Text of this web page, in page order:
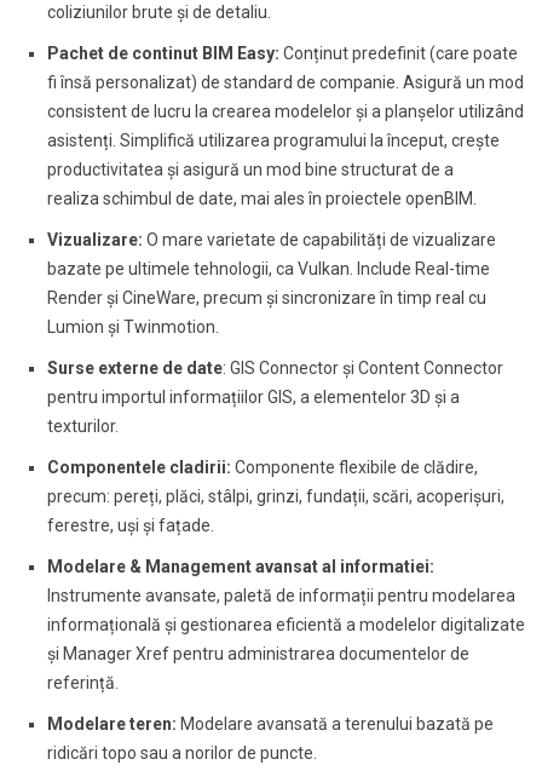
coliziunilor brute și de detaliu.
Pachet de continut BIM Easy: Conținut predefinit (care poate
fi însă personalizat) de standard de companie. Asigură un mod
consistent de lucru la crearea modelelor și a planșelor utilizând
asistenți. Simplifică utilizarea programului la început, crește
productivitatea și asigură un mod bine structurat de a
realiza schimbul de date, mai ales în proiectele openBIM.
Vizualizare: O mare varietate de capabilități de vizualizare
bazate pe ultimele tehnologii, ca Vulkan. Include Real-time
Render și CineWare, precum și sincronizare în timp real cu
Lumion și Twinmotion.
Surse externe de date: GIS Connector și Content Connector
pentru importul informațiilor GIS, a elementelor 3D și a
texturilor.
Componentele cladirii: Componente flexibile de clădire,
precum: pereți, plăci, stâlpi, grinzi, fundații, scări, acoperișuri,
ferestre, uși și fațade.
Modelare & Management avansat al informatiei:
Instrumente avansate, paletă de informații pentru modelarea
informațională și gestionarea eficientă a modelelor digitalizate
și Manager Xref pentru administrarea documentelor de
referință.
Modelare teren: Modelare avansată a terenului bazată pe
ridicări topo sau a norilor de puncte.